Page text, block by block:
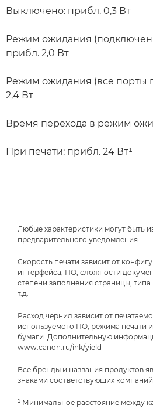
Выключено: прибл. 0,3 Вт
Режим ожидания
прибл. 2,0 Вт
Режим ожидания (все порты
2,4 Вт
Время перехода в режим
При печати: прибл. 24 Вт¹
Любые характеристики могут быть
предварительного уведомления.
Скорость печати зависит от
интерфейса, ПО, сложности
степени заполнения страницы,
т.д.
Расход чернил зависит от
используемого ПО, режима печати
бумаги. Дополнительную
www.canon.ru/ink/yield
Все бренды и названия продуктов
знаками соответствующих
¹ Минимальное расстояние между